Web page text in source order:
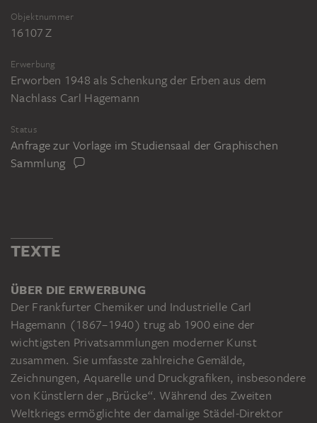
Objektnummer
16107 Z
Erwerbung
Erworben 1948 als Schenkung der Erben aus dem
Nachlass Carl Hagemann
Status
Anfrage zur Vorlage im Studiensaal der Graphischen
Sammlung
TEXTE
ÜBER DIE ERWERBUNG
Der Frankfurter Chemiker und Industrielle Carl
Hagemann (1867–1940) trug ab 1900 eine der
wichtigsten Privatsammlungen moderner Kunst
zusammen. Sie umfasste zahlreiche Gemälde,
Zeichnungen, Aquarelle und Druckgrafiken, insbesondere
von Künstlern der „Brücke“. Während des Zweiten
Weltkriegs ermöglichte der damalige Städel-Direktor